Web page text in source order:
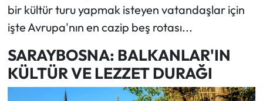
bir kültür turu yapmak isteyen vatandaşlar için
işte Avrupa'nın en cazip beş rotası...
SARAYBOSNA: BALKANLAR'IN
KÜLTÜR VE LEZZET DURAĞI